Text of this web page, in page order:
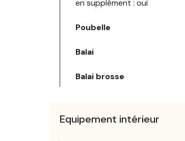
en supplément : oui
Poubelle
Balai
Balai brosse
Equipement intérieur